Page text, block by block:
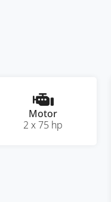
Motor
2 x 75 hp